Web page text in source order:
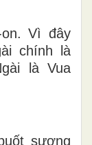
Vì đây
chính là
là Vua
sương